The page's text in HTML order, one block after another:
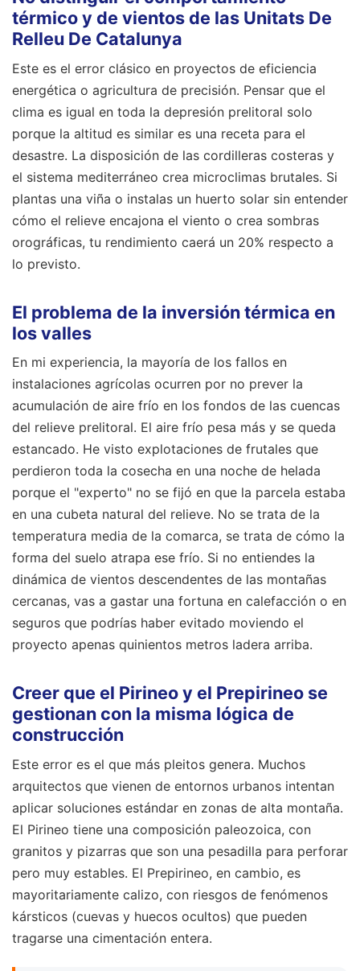
térmico y de vientos de las Unitats De
Relleu De Catalunya
Este es el error clásico en proyectos de eficiencia
energética o agricultura de precisión. Pensar que el
clima es igual en toda la depresión prelitoral solo
porque la altitud es similar es una receta para el
desastre. La disposición de las cordilleras costeras y
el sistema mediterráneo crea microclimas brutales. Si
plantas una viña o instalas un huerto solar sin entender
cómo el relieve encajona el viento o crea sombras
orográficas, tu rendimiento caerá un 20% respecto a
lo previsto.
El problema de la inversión térmica en
los valles
En mi experiencia, la mayoría de los fallos en
instalaciones agrícolas ocurren por no prever la
acumulación de aire frío en los fondos de las cuencas
del relieve prelitoral. El aire frío pesa más y se queda
estancado. He visto explotaciones de frutales que
perdieron toda la cosecha en una noche de helada
porque el "experto" no se fijó en que la parcela estaba
en una cubeta natural del relieve. No se trata de la
temperatura media de la comarca, se trata de cómo la
forma del suelo atrapa ese frío. Si no entiendes la
dinámica de vientos descendentes de las montañas
cercanas, vas a gastar una fortuna en calefacción o en
seguros que podrías haber evitado moviendo el
proyecto apenas quinientos metros ladera arriba.
Creer que el Pirineo y el Prepirineo se
gestionan con la misma lógica de
construcción
Este error es el que más pleitos genera. Muchos
arquitectos que vienen de entornos urbanos intentan
aplicar soluciones estándar en zonas de alta montaña.
El Pirineo tiene una composición paleozoica, con
granitos y pizarras que son una pesadilla para perforar
pero muy estables. El Prepirineo, en cambio, es
mayoritariamente calizo, con riesgos de fenómenos
kársticos (cuevas y huecos ocultos) que pueden
tragarse una cimentación entera.